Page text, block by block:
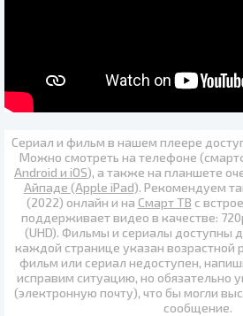
Сериал и фильм в нашем плеере
Можно смотреть на телефоне
Android и iOS), а также на планшете
Айпаде (Apple iPad). Рекомендуем
(2022) онлайн и на Смарт ТВ с
поддерживает видео в качестве:
(UHD). Фильмы и сериалы доступны
каждой странице указан возрастной
фильм или сериал недоступен,
исправим ситуацию, но обязательно
(электронную почту), что бы могли
сообщение.